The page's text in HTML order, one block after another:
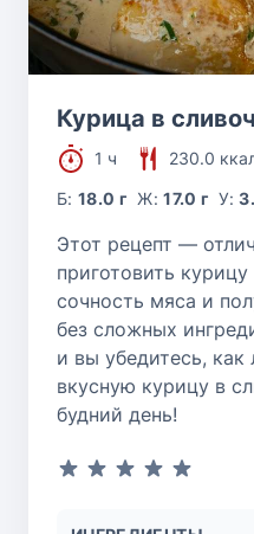
Курица в
1 ч
230.0
Б:18.0 г Ж:17.0 г У:
Этот рецепт —
приготовить
сочность мяса и
без сложных
и вы убедитесь, как
вкусную курицу в
будний день!